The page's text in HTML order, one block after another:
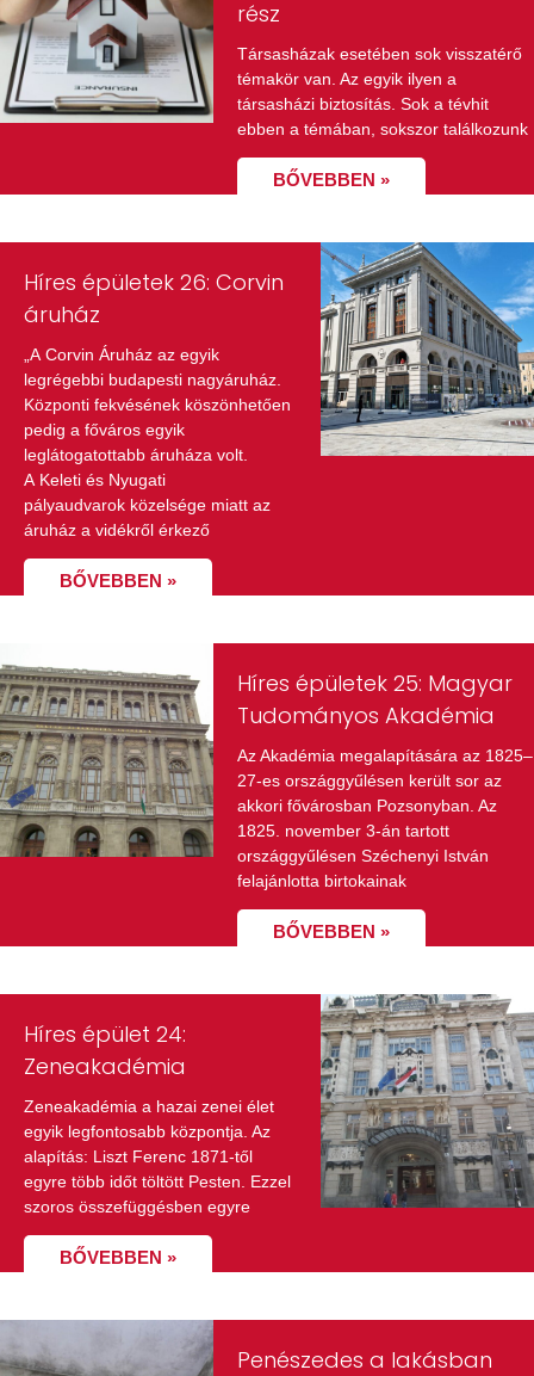
rész
Társasházak esetében sok visszatérő
témakör van. Az egyik ilyen a
társasházi biztosítás. Sok a tévhit
ebben a témában, sokszor találkozunk
BŐVEBBEN »
Híres épületek 26: Corvin
áruház
„A Corvin Áruház az egyik
legrégebbi budapesti nagyáruház.
Központi fekvésének köszönhetően
pedig a főváros egyik
leglátogatottabb áruháza volt.
A Keleti és Nyugati
pályaudvarok közelsége miatt az
áruház a vidékről érkező
BŐVEBBEN »
Híres épületek 25: Magyar
Tudományos Akadémia
Az Akadémia megalapítására az 1825–
27-es országgyűlésen került sor az
akkori fővárosban Pozsonyban. Az
1825. november 3-án tartott
országgyűlésen Széchenyi István
felajánlotta birtokainak
BŐVEBBEN »
Híres épület 24:
Zeneakadémia
Zeneakadémia a hazai zenei élet
egyik legfontosabb központja. Az
alapítás: Liszt Ferenc 1871-től
egyre több időt töltött Pesten. Ezzel
szoros összefüggésben egyre
BŐVEBBEN »
Penészedes a lakásban